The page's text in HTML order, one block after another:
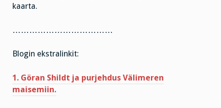
kaarta.
………………………………
Blogin ekstralinkit:
1. Göran Shildt ja purjehdus Välimeren
maisemiin.